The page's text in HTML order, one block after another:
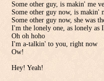
Some other guy, is makin' me
Some other guy now, is makin'
Some other guy now, she was
I'm the lonely one, as lonely as
Oh oh hoho
I'm a-talkin' to you, right now
Ow!
Hey! Yeah!